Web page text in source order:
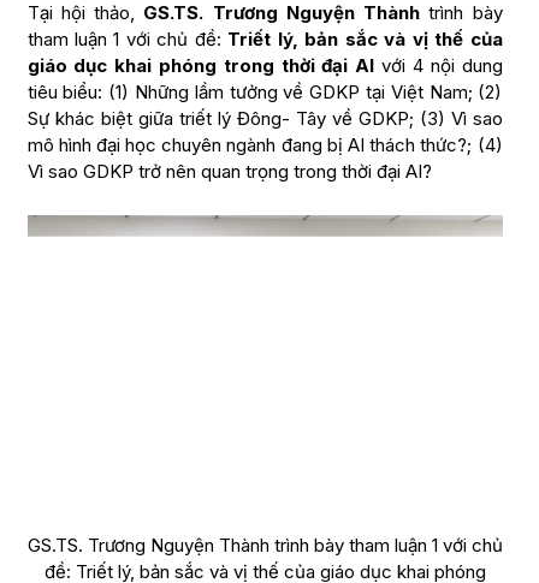
Tại hội thảo, GS.TS. Trương Nguyện Thành trình bày
tham luận 1 với chủ đề: Triết lý, bản sắc và vị thế của
giáo dục khai phóng trong thời đại AI với 4 nội dung
tiêu biểu: (1) Những lầm tưởng về GDKP tại Việt Nam; (2)
Sự khác biệt giữa triết lý Đông- Tây về GDKP; (3) Vì sao
mô hình đại học chuyên ngành đang bị AI thách thức?; (4)
Vì sao GDKP trở nên quan trọng trong thời đại AI?
GS.TS. Trương Nguyện Thành trình bày tham luận 1 với chủ
đề: Triết lý, bản sắc và vị thế của giáo dục khai phóng